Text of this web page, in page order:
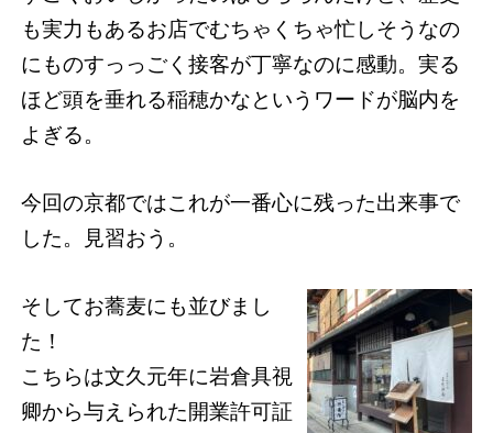
も実力もあるお店でむちゃくちゃ忙しそうなの
にものすっっごく接客が丁寧なのに感動。実る
ほど頭を垂れる稲穂かなというワードが脳内を
よぎる。
今回の京都ではこれが一番心に残った出来事で
した。見習おう。
そしてお蕎麦にも並びまし
た！
こちらは文久元年に岩倉具視
卿から与えられた開業許可証